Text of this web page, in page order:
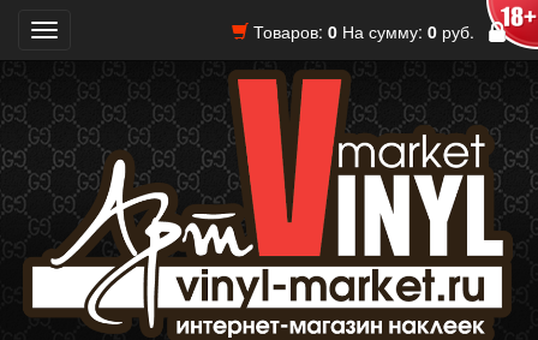
Товаров: 0 На сумму: 0 руб.
Toggle
navigation